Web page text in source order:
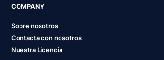
COMPANY
Sobre nosotros
Contacta con nosotros
Nuestra Licencia